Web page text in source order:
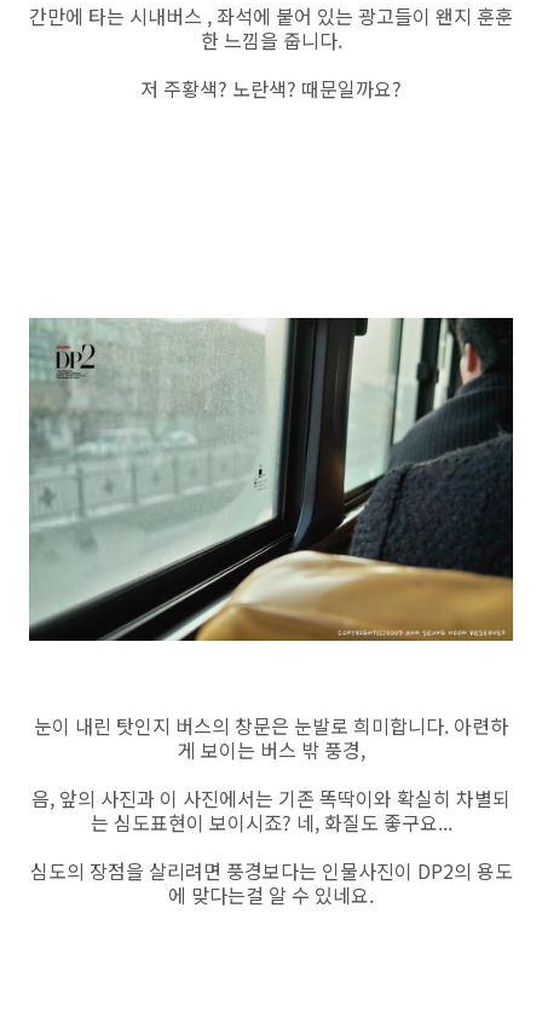
간만에 타는 시내버스 , 좌석에 붙어 있는 광고들이 왠지 훈훈
한 느낌을 줍니다.
저 주황색? 노란색? 때문일까요?
눈이 내린 탓인지 버스의 창문은 눈발로 희미합니다. 아련하
게 보이는 버스 밖 풍경,
음, 앞의 사진과 이 사진에서는 기존 똑딱이와 확실히 차별되
는 심도표현이 보이시죠? 네, 화질도 좋구요...
심도의 장점을 살리려면 풍경보다는 인물사진이 DP2의 용도
에 맞다는걸 알 수 있네요.